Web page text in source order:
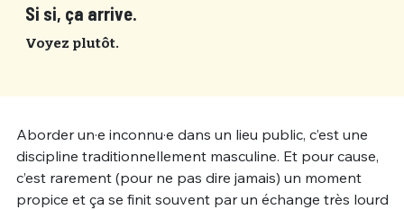
Si si, ça arrive.
Voyez plutôt.
Aborder un·e inconnu·e dans un lieu public, c’est une
discipline traditionnellement masculine. Et pour cause,
c’est rarement (pour ne pas dire jamais) un moment
propice et ça se finit souvent par un échange très lourd
PASSWORD
MOT DE PASSE
CONNEXION
Ma propre sélection
Un Thread